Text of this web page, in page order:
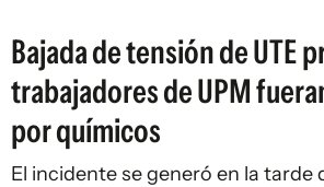
Bajada de tensión de UTE
trabajadores de UPM
por químicos
El incidente se generó en la tarde